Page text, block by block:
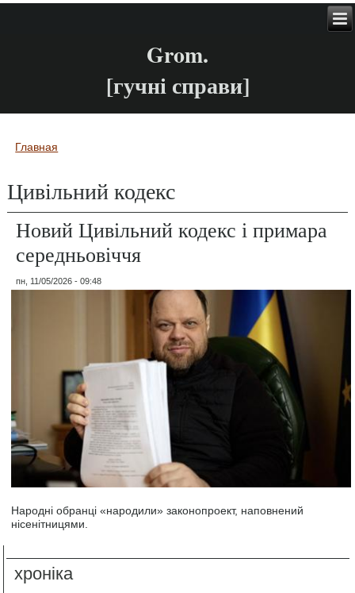
Grom.
[гучні справи]
Вы здесь
Главная
Цивільний кодекс
Новий Цивільний кодекс і примара
середньовіччя
пн, 11/05/2026 - 09:48
Народні обранці «народили» законопроект, наповнений
нісенітницями.
хроніка